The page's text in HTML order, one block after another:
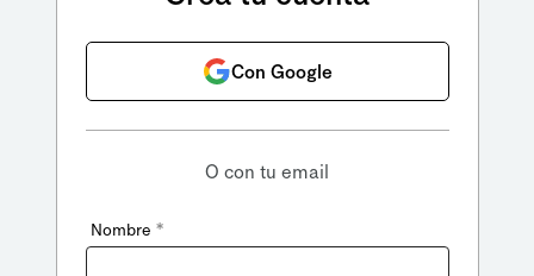
Con Google
O con tu email
Nombre *